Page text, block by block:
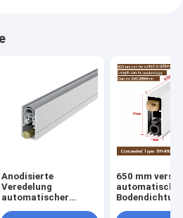
Anodisierte
Veredelung
automatischer
650 mm
automatische